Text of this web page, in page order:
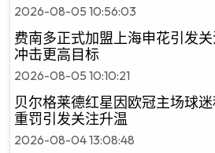
2026-08-05 10:56:03
费南多正式加盟上海申花引发
冲击更高目标
2026-08-05 10:10:21
贝尔格莱德红星因欧冠主场球
重罚引发关注升温
2026-08-04 13:08:48